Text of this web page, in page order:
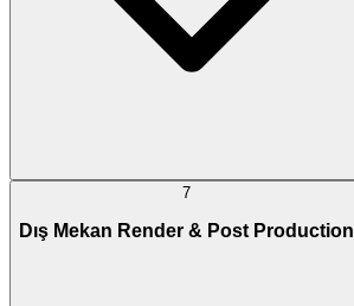
7
Dış Mekan Render & Post Production